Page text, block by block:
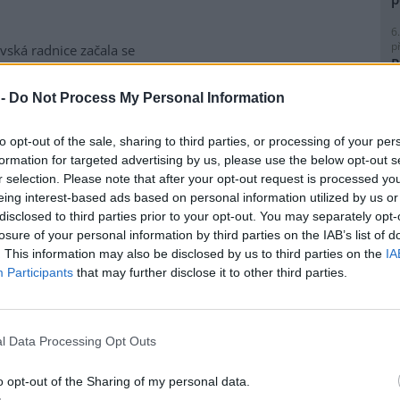
Do Not Process My Personal Information
opt-out of the sale, sharing to third parties, or processing of your
for targeted advertising by us, please use the below opt-out
selection. Please note that after your opt-out request is processed
interest-based ads based on personal information utilized by us
to third parties prior to your opt-out. You may separately
of your personal information by third parties on the IAB’s list of
This information may also be disclosed by us to third parties on the
Participants that may further disclose it to other third parties.
Data Processing Opt Outs
opt-out of the Sharing of my personal data.
radnice začala se
likvidací bolševníku
který patří k
invazním
ve Slezské Ostravě letos
kombinuje chemické i
Gabriela Pokorná.
výrobu nového
Škoda Auto zahájila ve
hlavním závodě v Mladé
sériovou výrobu nového
Jde o největší vůz v